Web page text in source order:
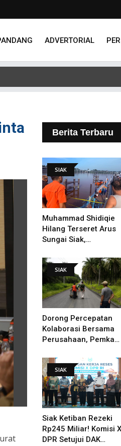
ADVERTORIAL
Terus Dilakukan
Berita Terbaru
SIAK
Muhammad Shidiqie
Hilang Terseret Arus
Sungai Siak,
Dilakukan
SIAK
Dorong Percepatan
Kolaborasi Bersama
Perusahaan, Pemkab
KITB - Sungai Rawa
Yang Rusak
SIAK
Siak Ketiban Rezeki
Rp245 Miliar! Komisi X
DPR Setujui DAK